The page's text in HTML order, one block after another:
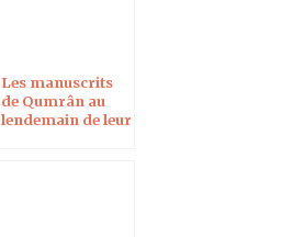
Les manuscrits
de Qumrân au
lendemain de leur